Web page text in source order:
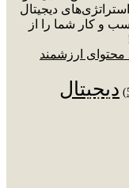
دیجیتال
و کار شما را از
دیجیتال